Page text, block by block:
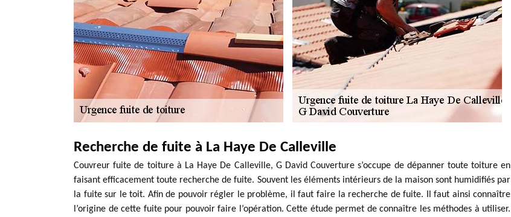
Recherche de fuite à La Haye De Calleville
Couvreur fuite de toiture à La Haye De Calleville, G David Couverture s’occupe de dépanner toute toiture en
faisant efficacement toute recherche de fuite. Souvent les éléments intérieurs de la maison sont humidifiés par
la fuite sur le toit. Afin de pouvoir régler le problème, il faut faire la recherche de fuite. Il faut ainsi connaître
l’origine de cette fuite pour pouvoir faire l’opération. Cette étude permet de connaître les méthodes à utiliser.